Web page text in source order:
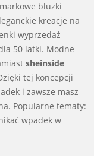
bluzki
kreacje na
wyprzedaż
50 latki. Modne
sheinside
tej koncepcji
i zawsze masz
Popularne tematy:
wpadek w